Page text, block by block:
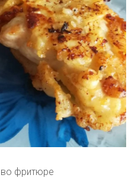
фритюре